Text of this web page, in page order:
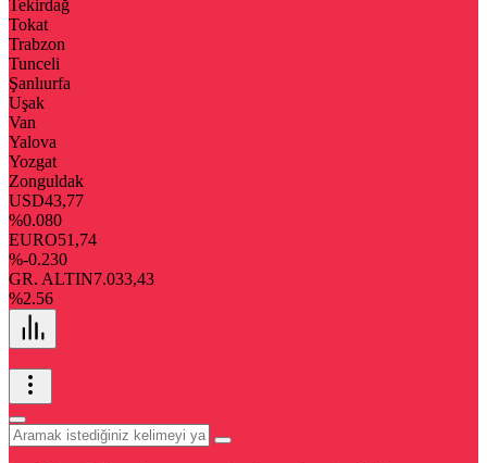
Tekirdağ
Tokat
Trabzon
Tunceli
Şanlıurfa
Uşak
Van
Yalova
Yozgat
Zonguldak
USD43,77
%0.080
EURO51,74
%-0.230
GR. ALTIN7.033,43
%2.56